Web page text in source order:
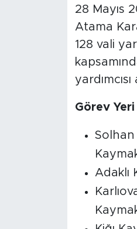
28 Mayıs
Atama
128 vali
yardımcısı
Görev
Solhan
Adaklı
Bingöl Kaza